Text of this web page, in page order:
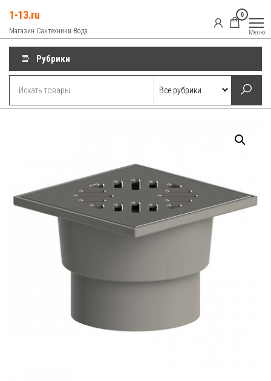
содержимому
1-13.ru
Магазин Сантехники Вода
0
Меню
Рубрики